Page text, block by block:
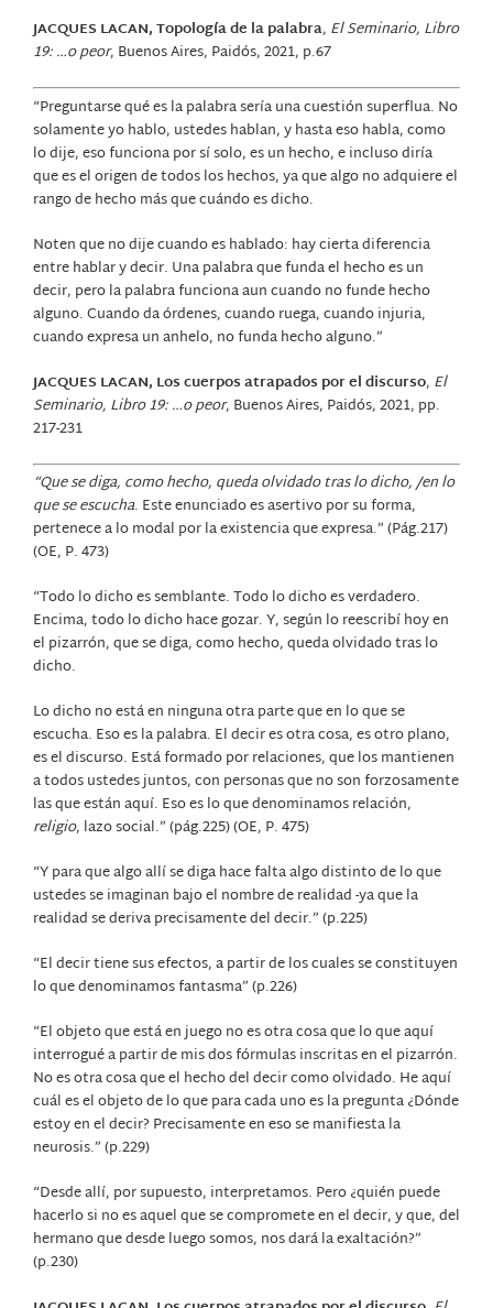
JACQUES LACAN, Topología de la palabra, El Seminario, Libro
19: …o peor, Buenos Aires, Paidós, 2021, p.67
“Preguntarse qué es la palabra sería una cuestión superflua. No
solamente yo hablo, ustedes hablan, y hasta eso habla, como
lo dije, eso funciona por sí solo, es un hecho, e incluso diría
que es el origen de todos los hechos, ya que algo no adquiere el
rango de hecho más que cuándo es dicho.
Noten que no dije cuando es hablado: hay cierta diferencia
entre hablar y decir. Una palabra que funda el hecho es un
decir, pero la palabra funciona aun cuando no funde hecho
alguno. Cuando da órdenes, cuando ruega, cuando injuria,
cuando expresa un anhelo, no funda hecho alguno.”
JACQUES LACAN, Los cuerpos atrapados por el discurso, El
Seminario, Libro 19: …o peor, Buenos Aires, Paidós, 2021, pp.
217-231
“Que se diga, como hecho, queda olvidado tras lo dicho, /en lo
que se escucha. Este enunciado es asertivo por su forma,
pertenece a lo modal por la existencia que expresa.” (Pág.217)
(OE, P. 473)
“Todo lo dicho es semblante. Todo lo dicho es verdadero.
Encima, todo lo dicho hace gozar. Y, según lo reescribí hoy en
el pizarrón, que se diga, como hecho, queda olvidado tras lo
dicho.
Lo dicho no está en ninguna otra parte que en lo que se
escucha. Eso es la palabra. El decir es otra cosa, es otro plano,
es el discurso. Está formado por relaciones, que los mantienen
a todos ustedes juntos, con personas que no son forzosamente
las que están aquí. Eso es lo que denominamos relación,
religio, lazo social.” (pág.225) (OE, P. 475)
“Y para que algo allí se diga hace falta algo distinto de lo que
ustedes se imaginan bajo el nombre de realidad -ya que la
realidad se deriva precisamente del decir.” (p.225)
“El decir tiene sus efectos, a partir de los cuales se constituyen
lo que denominamos fantasma” (p.226)
“El objeto que está en juego no es otra cosa que lo que aquí
interrogué a partir de mis dos fórmulas inscritas en el pizarrón.
No es otra cosa que el hecho del decir como olvidado. He aquí
cuál es el objeto de lo que para cada uno es la pregunta ¿Dónde
estoy en el decir? Precisamente en eso se manifiesta la
neurosis.” (p.229)
“Desde allí, por supuesto, interpretamos. Pero ¿quién puede
hacerlo si no es aquel que se compromete en el decir, y que, del
hermano que desde luego somos, nos dará la exaltación?”
(p.230)